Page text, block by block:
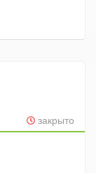
закрыто